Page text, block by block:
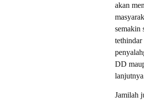
akan
semakin
tethindar
DD
Jamilah